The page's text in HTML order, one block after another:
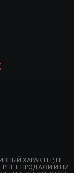
ХАРАКТЕР, НЕ
ПРОДАЖИ И НИ